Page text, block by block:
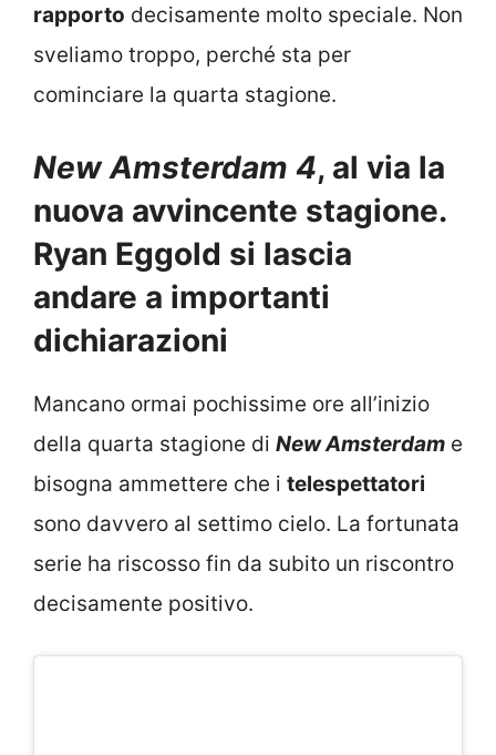
rapporto decisamente molto speciale. Non
sveliamo troppo, perché sta per
cominciare la quarta stagione.
New Amsterdam 4, al via la
nuova avvincente stagione.
Ryan Eggold si lascia
andare a importanti
dichiarazioni
Mancano ormai pochissime ore all’inizio
della quarta stagione di New Amsterdam e
bisogna ammettere che i telespettatori
sono davvero al settimo cielo. La fortunata
serie ha riscosso fin da subito un riscontro
decisamente positivo.